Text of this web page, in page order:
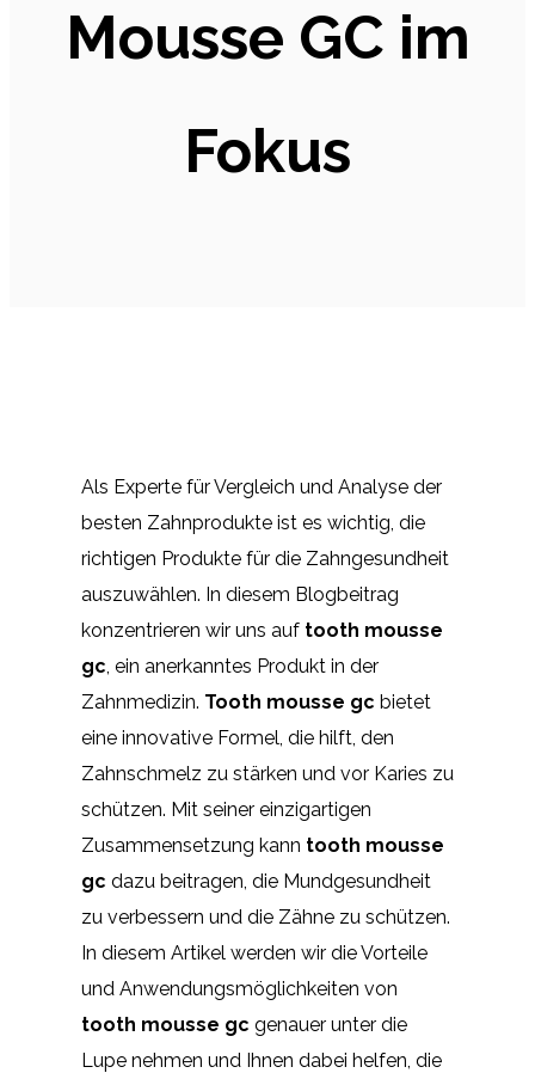
Mousse GC im
Fokus
Als Experte für Vergleich und Analyse der
besten Zahnprodukte ist es wichtig, die
richtigen Produkte für die Zahngesundheit
auszuwählen. In diesem Blogbeitrag
konzentrieren wir uns auf tooth mousse
gc, ein anerkanntes Produkt in der
Zahnmedizin. Tooth mousse gc bietet
eine innovative Formel, die hilft, den
Zahnschmelz zu stärken und vor Karies zu
schützen. Mit seiner einzigartigen
Zusammensetzung kann tooth mousse
gc dazu beitragen, die Mundgesundheit
zu verbessern und die Zähne zu schützen.
In diesem Artikel werden wir die Vorteile
und Anwendungsmöglichkeiten von
tooth mousse gc genauer unter die
Lupe nehmen und Ihnen dabei helfen, die